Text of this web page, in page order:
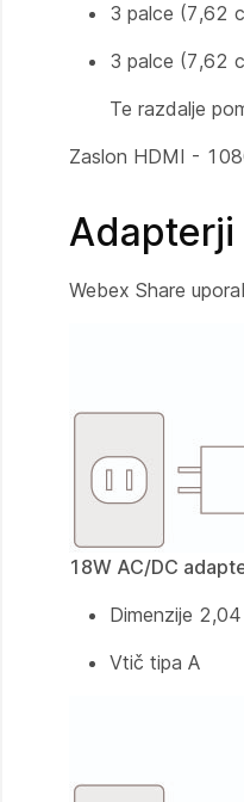
3 palce (7,62
3 palce (7,62
Te razdalje
Zaslon HDMI -
Adapterji
Webex Share
18W AC/DC
Dimenzije
Vtič tipa A